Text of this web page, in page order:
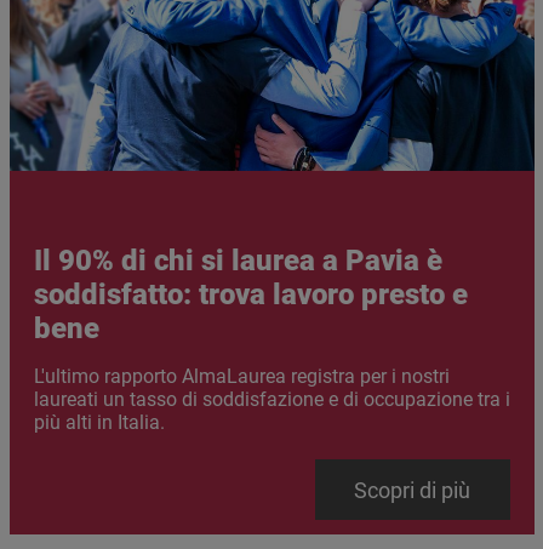
Il 90% di chi si laurea a Pavia è
soddisfatto: trova lavoro presto e
bene
Abstract
L'ultimo rapporto AlmaLaurea registra per i nostri
laureati un tasso di soddisfazione e di occupazione tra i
più alti in Italia.
Scopri di più